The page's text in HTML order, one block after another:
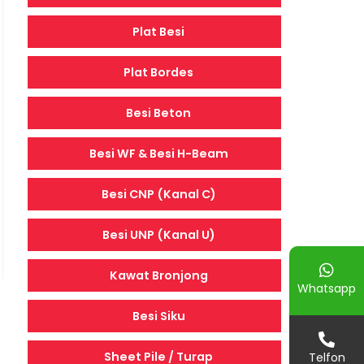
Plat Besi
Plat Bordes
Besi Beton
Besi WF & Besi H-Beam
Besi CNP (Kanal C)
Besi UNP (Kanal U)
Kawat Bronjong
Besi Siku
Sheet Pile / Turap
Whatsapp
Telfon